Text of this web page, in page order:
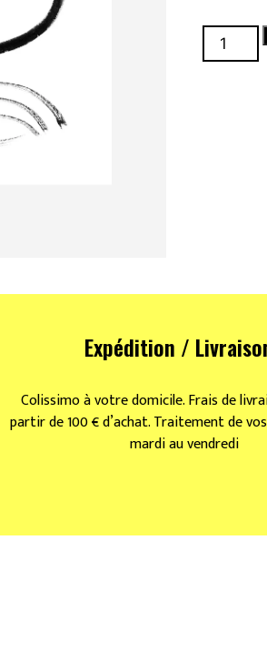
quantité
de
Expédition /
Colissimo à votre domicile. Frais de
partir de 100 € d’achat. Traitement de
mardi au vendredi